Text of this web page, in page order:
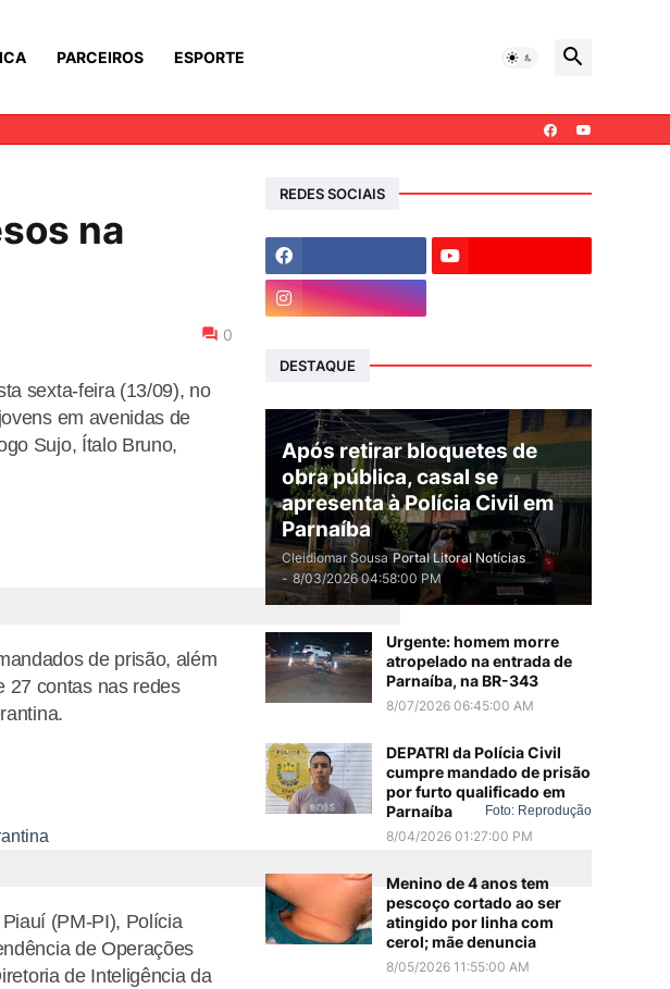
PARCEIROS ESPORTE
na
0
sexta-feira (13/09), no
em avenidas de
Sujo, Ítalo Bruno,
Foto: Reprodução
de prisão, além
27 contas nas redes
Foto: Reprodução
(PM-PI), Polícia
de Operações
de Inteligência da
REDES SOCIAIS
DESTAQUE
Após retirar bloquetes de
obra pública, casal se
apresenta à Polícia Civil em
Parnaíba
Cleidiomar Sousa Portal Litoral Notícias
- 8/03/2026 04:58:00 PM
Urgente: homem morre
atropelado na entrada de
Parnaíba, na BR-343
8/07/2026 06:45:00 AM
DEPATRI da Polícia Civil
cumpre mandado de prisão
por furto qualificado em
Parnaíba
8/04/2026 01:27:00 PM
Menino de 4 anos tem
pescoço cortado ao ser
atingido por linha com
cerol; mãe denuncia
8/05/2026 11:55:00 AM